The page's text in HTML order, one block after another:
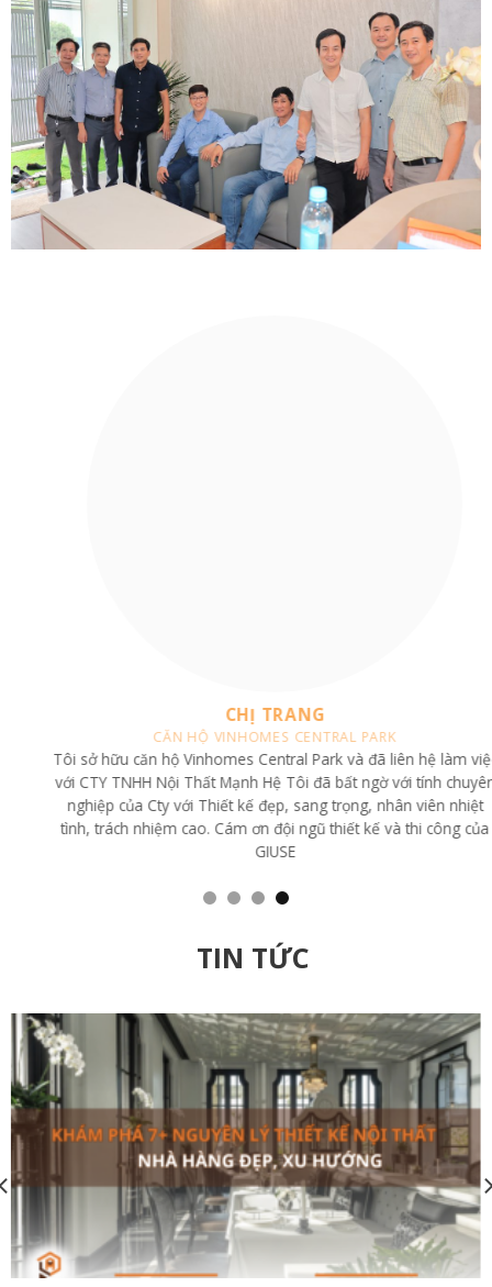
CHỊ TRANG
CĂN HỘ VINHOMES CENTRAL PARK
Tôi sở hữu căn hộ Vinhomes Central Park và đã liên hệ làm việc
với CTY TNHH Nội Thất Mạnh Hệ Tôi đã bất ngờ với tính chuyên
nghiệp của Cty với Thiết kế đẹp, sang trọng, nhân viên nhiệt
tình, trách nhiệm cao. Cám ơn đội ngũ thiết kế và thi công của
GIUSE
TIN TỨC